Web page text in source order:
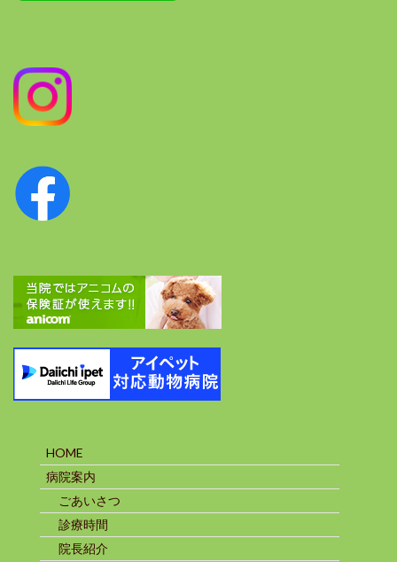
HOME
病院案内
ごあいさつ
診療時間
院長紹介